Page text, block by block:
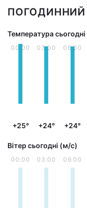
Температура сьогодні
00:00
+25°
03:00
+24°
06:00
+24°
Вітер сьогодні (м/с)
00:00 03:00 06:00